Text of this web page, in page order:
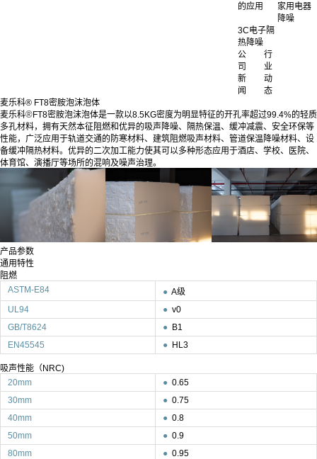
的应用
家用电器
降噪
3C电子隔
热降噪
公
司
新
闻
行
业
动
态
麦乐科® FT8密胺泡沫泡体
麦乐科®FT8密胺泡沫泡体是一款以8.5KG密度为明显特征的开孔率超过99.4%的轻质
多孔材料，拥有天然本征阻燃和优异的吸声降噪、隔热保温、缓冲减震、安全环保等
性能，广泛应用于轨道交通的防寒材料、建筑阻燃吸声材料、管道保温降噪材料、设
备缓冲隔热材料。优异的二次加工能力使其可以多种形态应用于酒店、学校、医院、
体育馆、演播厅等场所的混响及噪声治理。
产品参数
通用特性
阻燃
ASTM-E84
● A级
UL94
● v0
GB/T8624
● B1
EN45545
● HL3
吸声性能（NRC)
20mm
● 0.65
30mm
● 0.75
40mm
● 0.8
50mm
● 0.9
80mm
● 0.95